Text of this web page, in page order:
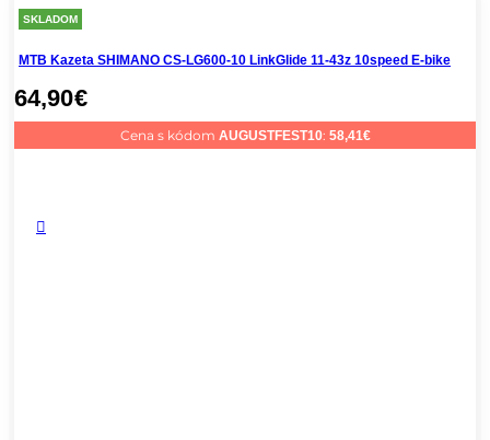
SKLADOM
MTB Kazeta SHIMANO CS-LG600-10 LinkGlide 11-43z 10speed E-bike
64,90€
Cena s kódom AUGUSTFEST10: 58,41€